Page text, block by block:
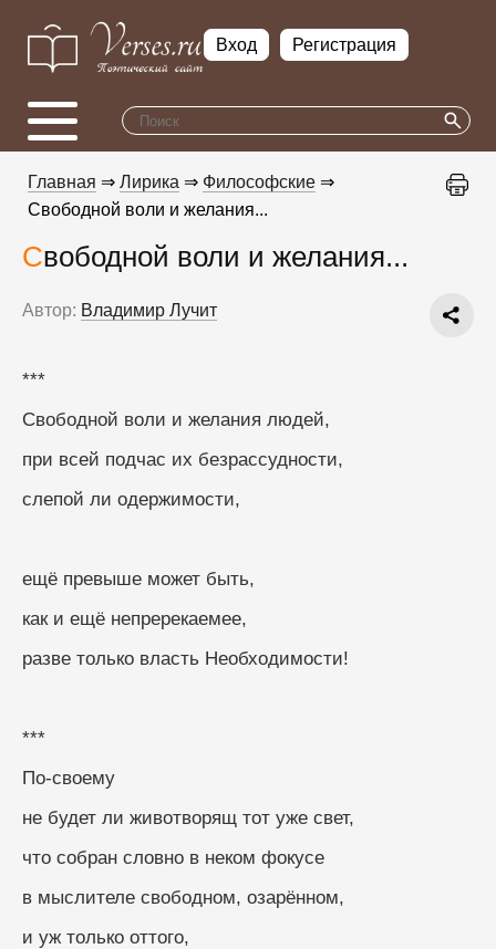
Вход Регистрация
Главная ⇒ Лирика ⇒ Философские ⇒
Свободной воли и желания...
Свободной воли и желания...
Автор: Владимир Лучит
***
Свободной воли и желания людей,
при всей подчас их безрассудности,
слепой ли одержимости,
ещё превыше может быть,
как и ещё непререкаемее,
разве только власть Необходимости!
***
По-своему
не будет ли животворящ тот уже свет,
что собран словно в неком фокусе
в мыслителе свободном, озарённом,
и уж только оттого,